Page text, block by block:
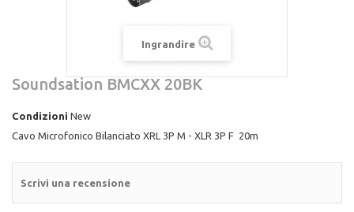
Ingrandire
Soundsation BMCXX 20BK
Condizioni New
Cavo Microfonico Bilanciato XRL 3P M - XLR 3P F 20m
Scrivi una recensione